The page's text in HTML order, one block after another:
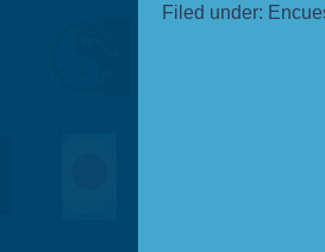
Filed under: